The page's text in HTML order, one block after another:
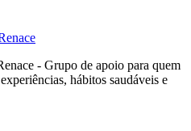
- Grupo de apoio para quem
hábitos saudáveis e